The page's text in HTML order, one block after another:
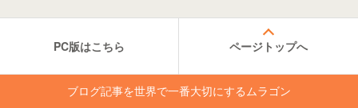
PC版はこちら ページトップへ
ブログ記事を世界で一番大切にするムラゴン